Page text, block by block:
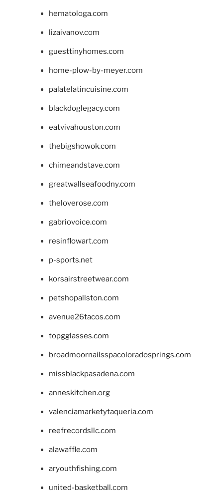
hematologa.com
lizaivanov.com
guesttinyhomes.com
home-plow-by-meyer.com
palatelatincuisine.com
blackdoglegacy.com
eatvivahouston.com
thebigshowok.com
chimeandstave.com
greatwallseafoodny.com
theloverose.com
gabriovoice.com
resinflowart.com
p-sports.net
korsairstreetwear.com
petshopallston.com
avenue26tacos.com
topgglasses.com
broadmoornailsspacoloradosprings.com
missblackpasadena.com
anneskitchen.org
valenciamarketytaqueria.com
reefrecordsllc.com
alawaffle.com
aryouthfishing.com
united-basketball.com